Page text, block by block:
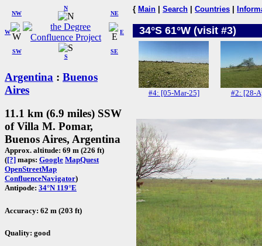
W
NW
N
NE
SW
S
SE
E
Argentina : Buenos
Aires
11.1 km (6.9 miles) SSW
of Villa M. Pomar,
Buenos Aires, Argentina
Approx. altitude: 69 m (226 ft)
([?] maps: Google MapQuest
OpenStreetMap
ConfluenceNavigator)
Antipode: 34°N 119°E
Accuracy: 62 m (203 ft)
Quality: good
{ Main Search Countries
34°S 61°W (visit #3)
#4: [05-Mar-25] #2: [28-